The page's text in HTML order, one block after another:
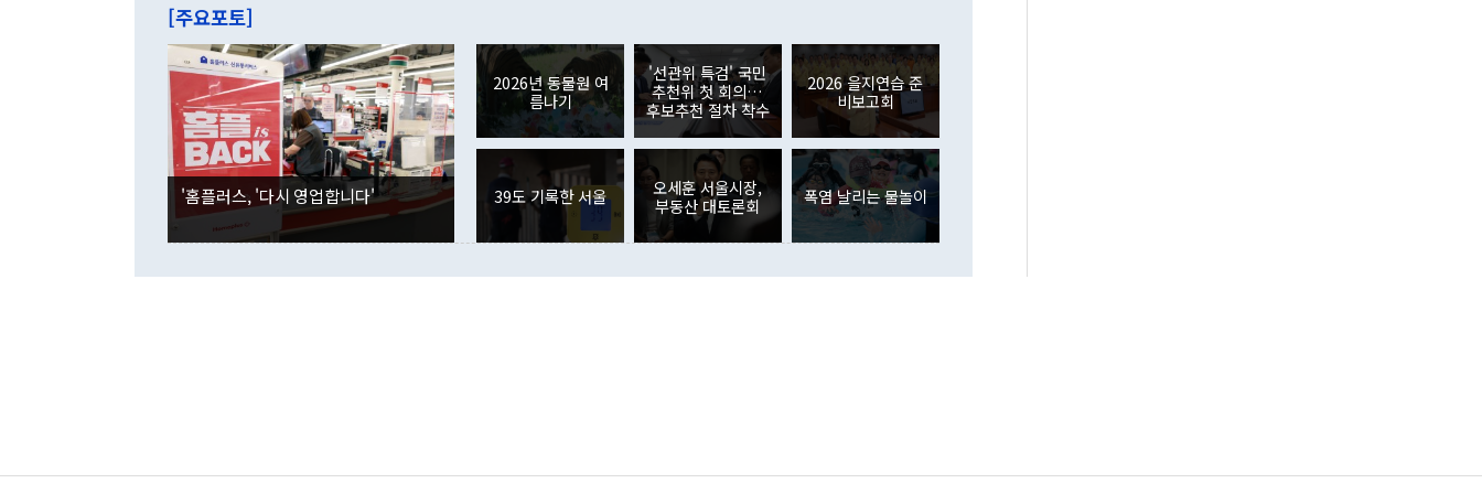
이 9월 러시아 블라디보스토크에서 열리는 '동방경제포럼(EEF)'을 언급하
며 "정부 차원에서 (참석을) 검토하고 있다"고 발언한 데 대해서도 조 장관
은 "그것은 외교부의 몫"이라며 "아직 거기까지 진도가 나가지 않았다"고
잘랐다. 정 장관이 이날 소개한 대북 구상과 설명은 정부 내 조율을 거치지
않았다는 점에서 문제가 있다. 특히 주적 표현 대체와 국호 사용, 9·19 군
사합의 복원, 4자회담 추진 등은 통일부 장관이 결정할 사안이 아니어서 월
권이라는 지적이 나오고 있다. 이 대통령은 정 장관의 업무보고를 듣고 난
뒤 "여기 업무보고에 발표했다고 승인난 건 아니다"라고 재차 확인했다. 정
부의 한 소식통은 "정 장관의 발언 내용은 대부분 국가안전보장회의(NSC)
를 거쳐 결정된 사안이 아닌 정 장관의 개인적 생각에 가깝다"며 "안보 관
련 부처 장관이 정부의 공식 정책이 아닌 사안을 추진하겠다고 업무보고를
하고 대통령의 면전에서 '국군통수권자가 나서야 한다'고 주장한 것은 심각
이나 미국은 북한에 선비핵화를 공식적으로 요구한 적이 없기 때문이다. 지
였던 올해 3월(369억9000만달러)을 넘어선 것이다. 직접투자에서는 내국
인의 해외투자가 80억1000만달러, 외국인의 국내투자가 46억3000만달러
각각 증가했다. 증권투자에서는 외국인의 국내 주식 매도세가 이어졌다. 외
국인의 국내 주식 투자는 차익실현 매도 등의 영향으로 316억1000만달러
감소하며 전월(-310억5000만달러)에 이어 역대 최대 순매도 기록을 다시
경신했다. 외국인의 국내 채권투자는 세계국채지수(WGBI) 자금 유입에도
분기 말 만기도래 영향으로 증가 폭이 줄어든 52억9000만달러를 기록했
다. 내국인의 해외 증권투자는 주식을 중심으로 35억6000만달러 증가했
다. eoyn2@newspim.com
[주요포토]
'홈플러스, '다시 영업합니다'
2026년 동물원 여
름나기
'선관위 특검' 국민
추천위 첫 회의…
후보추천 절차 착수
2026 을지연습 준
비보고회
39도 기록한 서울
오세훈 서울시장,
부동산 대토론회
폭염 날리는 물놀이